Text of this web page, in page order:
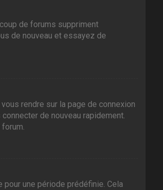
de forums suppriment
de nouveau et essayez de
rendre sur la page de connexion
de nouveau rapidement.
une période prédéfinie. Cela